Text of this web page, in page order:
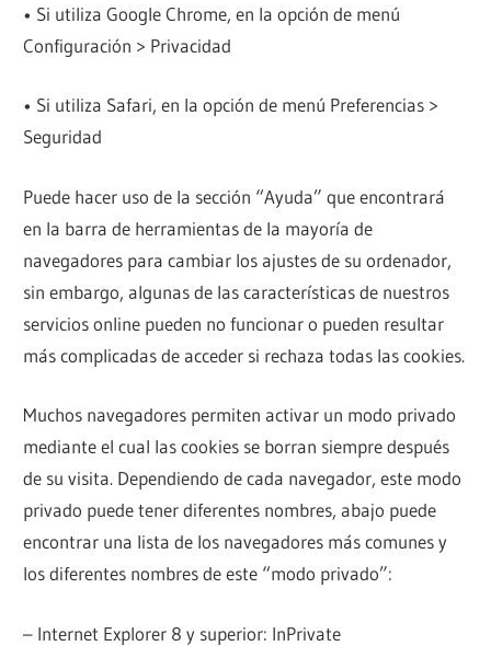
• Si utiliza Google Chrome, en la opción de menú
Configuración > Privacidad
• Si utiliza Safari, en la opción de menú Preferencias >
Seguridad
Puede hacer uso de la sección “Ayuda” que encontrará
en la barra de herramientas de la mayoría de
navegadores para cambiar los ajustes de su ordenador,
sin embargo, algunas de las características de nuestros
servicios online pueden no funcionar o pueden resultar
más complicadas de acceder si rechaza todas las cookies.
Muchos navegadores permiten activar un modo privado
mediante el cual las cookies se borran siempre después
de su visita. Dependiendo de cada navegador, este modo
privado puede tener diferentes nombres, abajo puede
encontrar una lista de los navegadores más comunes y
los diferentes nombres de este “modo privado”:
– Internet Explorer 8 y superior: InPrivate